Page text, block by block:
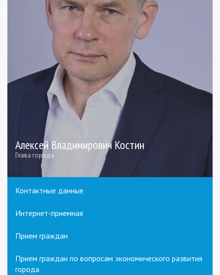
Алексей Владимирович Костин
Глава города
Контактные данные
Интернет-приемная
Прием граждан
Прием граждан по вопросам экономического развития
города